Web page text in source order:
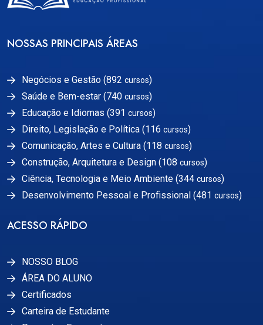
NOSSAS PRINCIPAIS ÁREAS
Negócios e Gestão (892 cursos)
Saúde e Bem-estar (740 cursos)
Educação e Idiomas (391 cursos)
Direito, Legislação e Política (116 cursos)
Comunicação, Artes e Cultura (118 cursos)
Construção, Arquitetura e Design (108 cursos)
Ciência, Tecnologia e Meio Ambiente (344 cursos)
Desenvolvimento Pessoal e Profissional (481 cursos)
ACESSO RÁPIDO
NOSSO BLOG
ÁREA DO ALUNO
Certificados
Carteira de Estudante